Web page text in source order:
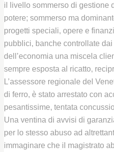
il livello sommerso di gestione
potere; sommerso ma
progetti speciali, opere e
pubblici, banche controllate
dell’economia una miscela
sempre esposta al ricatto,
L’assessore regionale del
di ferro, è stato arrestato con
pesantissime, tentata
Una ventina di avvisi di
per lo stesso abuso ad
immaginare che il magistrato